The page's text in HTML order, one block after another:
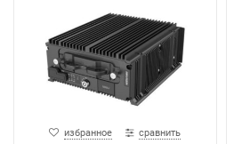
избранное сравнить